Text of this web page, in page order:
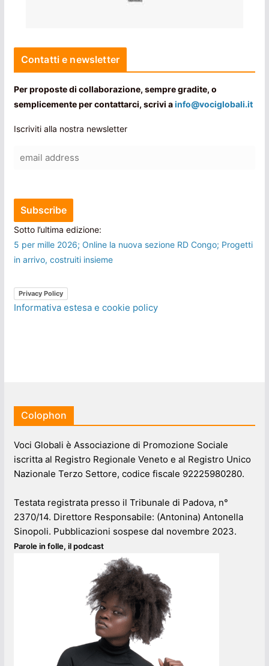
Contatti e newsletter
Per proposte di collaborazione, sempre gradite, o
semplicemente per contattarci, scrivi ainfo@vociglobali.it
Iscriviti alla nostra newsletter
Sotto l’ultima edizione:
5 per mille 2026; Online la nuova sezione RD Congo; Progetti
in arrivo, costruiti insieme
Privacy Policy
Informativa estesa e cookie policy
Colophon
Voci Globali è Associazione di Promozione Sociale
iscritta al Registro Regionale Veneto e al Registro Unico
Nazionale Terzo Settore, codice fiscale 92225980280.
Testata registrata presso il Tribunale di Padova, n°
2370/14. Direttore Responsabile: (Antonina) Antonella
Sinopoli. Pubblicazioni sospese dal novembre 2023.
Parole in folle, il podcast